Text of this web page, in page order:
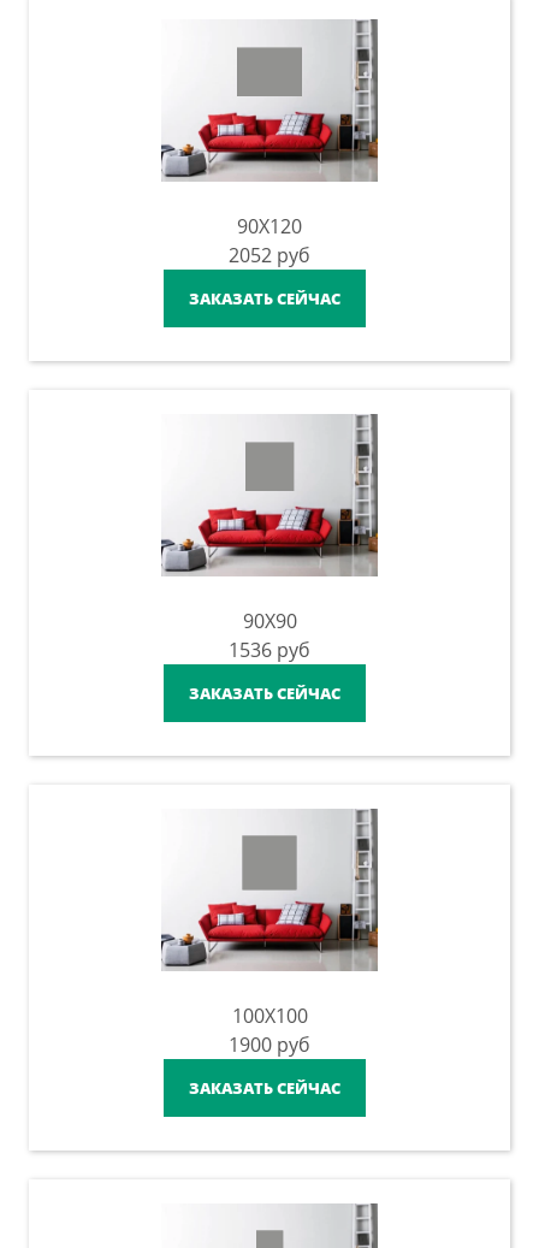
90X120
2052 руб
ЗАКАЗАТЬ СЕЙЧАС
90X90
1536 руб
ЗАКАЗАТЬ СЕЙЧАС
100X100
1900 руб
ЗАКАЗАТЬ СЕЙЧАС